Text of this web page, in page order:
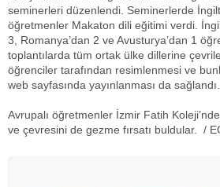
seminerleri düzenlendi. Seminerlerde
öğretmenler Makaton dili eğitimi verdi.
3, Romanya’dan 2 ve Avusturya’dan 1
toplantılarda tüm ortak ülke dillerine
öğrenciler tarafından resimlenmesi ve
web sayfasında yayınlanması da sağlandı.
Avrupalı öğretmenler İzmir Fatih
ve çevresini de gezme fırsatı buldular. /